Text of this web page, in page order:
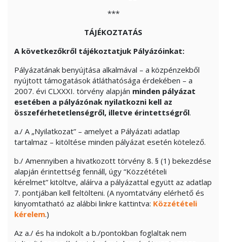
***
TÁJÉKOZTATÁS
A következőkről tájékoztatjuk Pályázóinkat:
Pályázatának benyújtása alkalmával – a közpénzekből
nyújtott támogatások átláthatósága érdekében – a
2007. évi CLXXXI. törvény alapján minden pályázat
esetében a pályázónak nyilatkozni kell az
összeférhetetlenségről, illetve érintettségről.
a./ A „Nyilatkozat” – amelyet a Pályázati adatlap
tartalmaz – kitöltése minden pályázat esetén kötelező.
b./ Amennyiben a hivatkozott törvény 8. § (1) bekezdése
alapján érintettség fennáll, úgy “Közzétételi
kérelmet” kitöltve, aláírva a pályázattal együtt az adatlap
7. pontjában kell feltölteni. (A nyomtatvány elérhető és
kinyomtatható az alábbi linkre kattintva: Közzétételi
kérelem.)
Az a./ és ha indokolt a b./pontokban foglaltak nem